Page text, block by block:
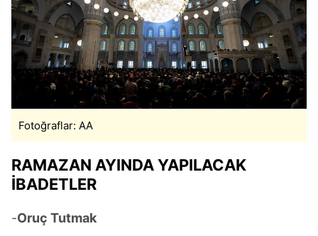
Fotoğraflar: AA
RAMAZAN AYINDA YAPILACAK
İBADETLER
-Oruç Tutmak